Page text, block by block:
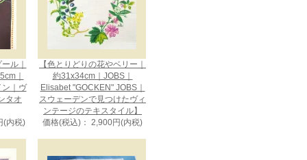
ル｜
｜
ン｜ヴ
タオ
(内税)
【色とりどりの花やベリー｜
約31x34cm｜JOBS｜
Elisabet "GOCKEN" JOBS｜
スウェーデンで見つけたヴィ
ンテージのテキスタイル】
価格(税込)： 2,900円(内税)